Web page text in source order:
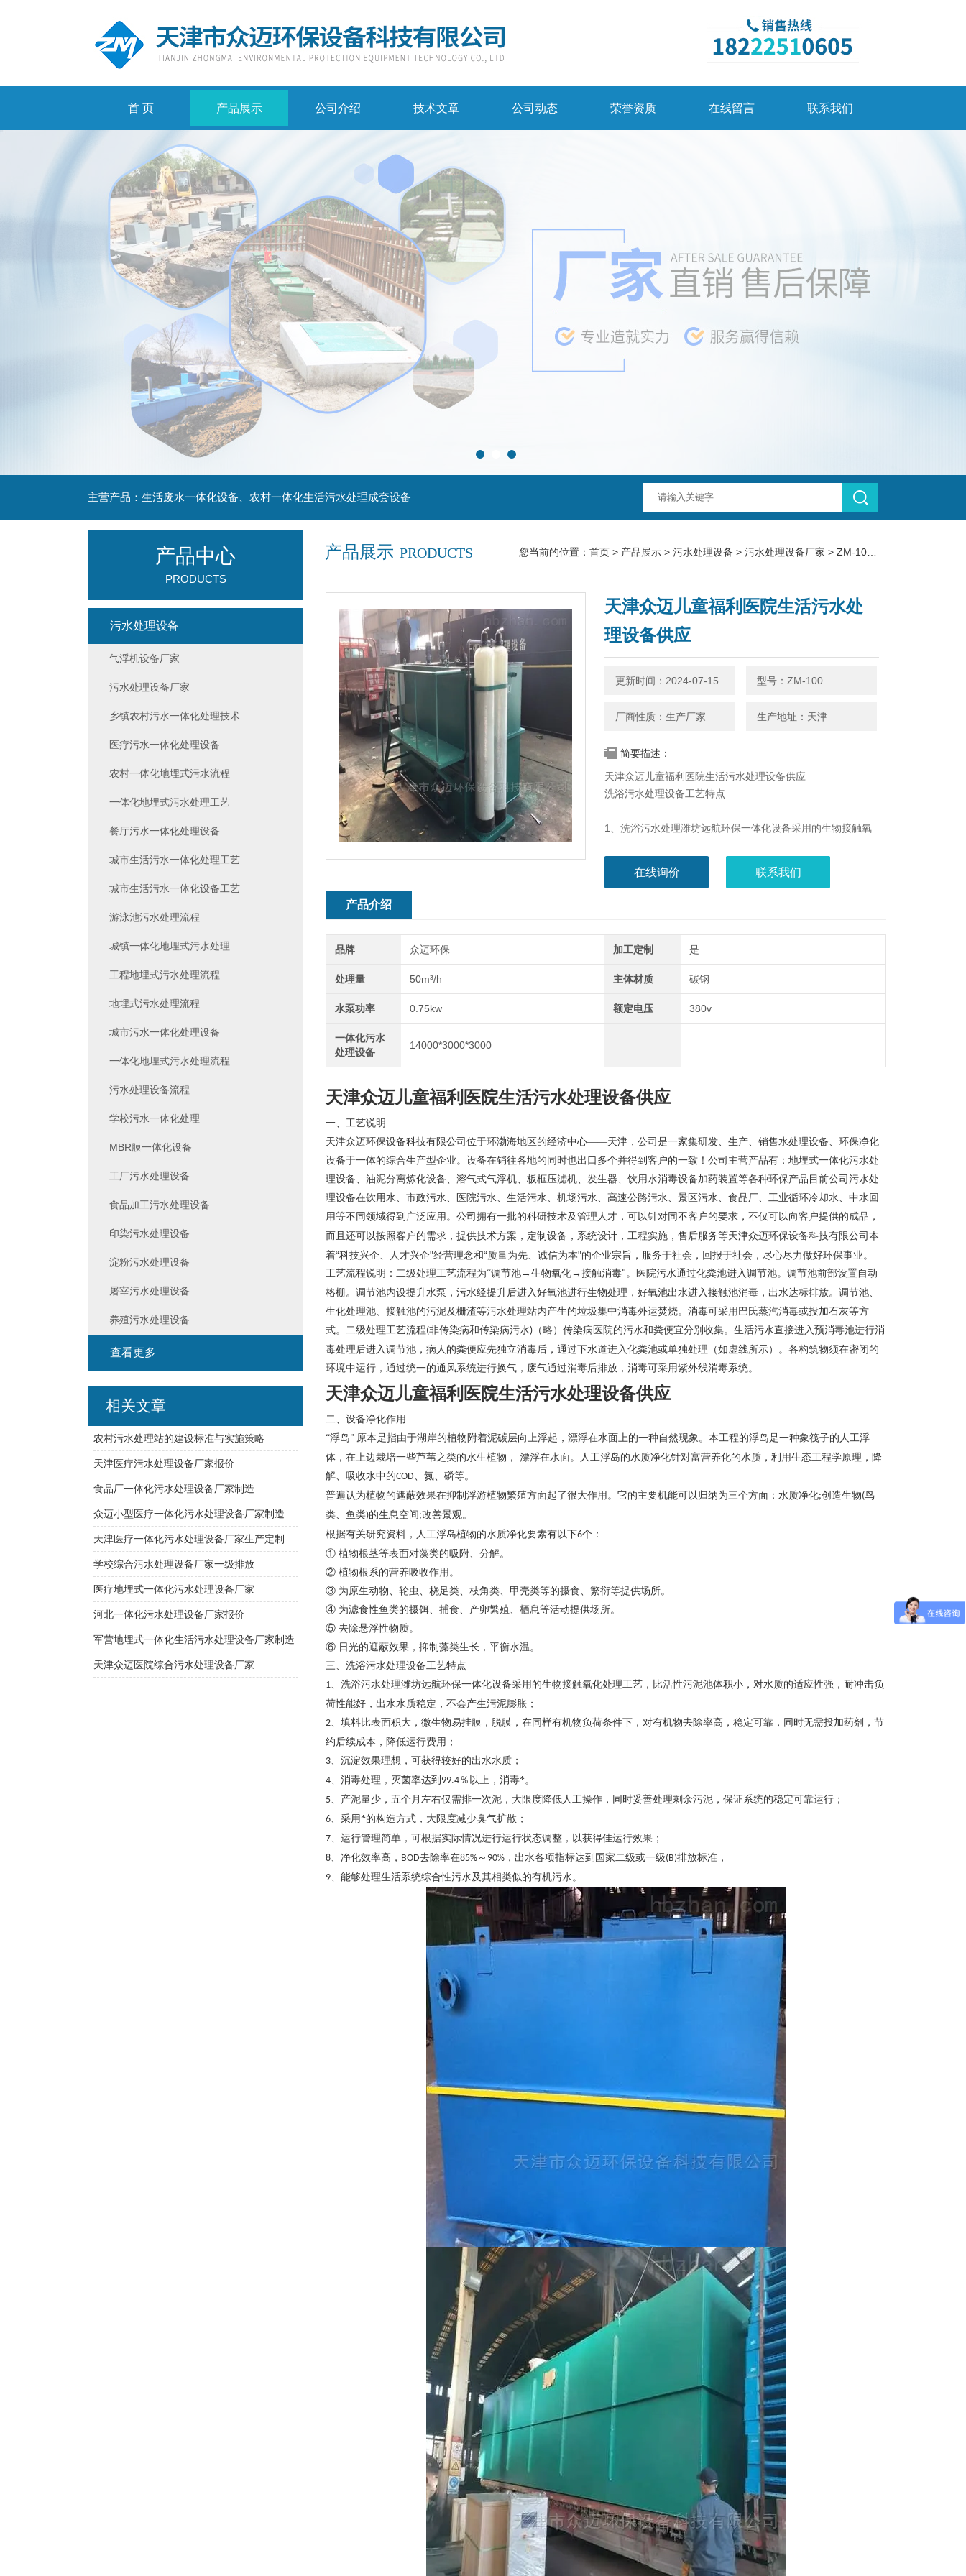
首 页 产品展示 公司介绍 技术文章 公司动态 荣誉资质 在线留言 联系我们
主营产品：生活废水一体化设备、农村一体化生活污水处理成套设备
产品展示 PRODUCTS 您当前的位置： 首页 > 产品展示 > 污水处理设备 > 污水处理设备厂家 > ZM-100天津众迈儿童福利医院生活污水处理设备供应
天津众迈儿童福利医院生活污水处
理设备供应
更新时间：2024-07-15 型号：ZM-100
厂商性质：生产厂家 生产地址：天津
简要描述：
天津众迈儿童福利医院生活污水处理设备供应
洗浴污水处理设备工艺特点
1、洗浴污水处理潍坊远航环保一体化设备采用的生物接触氧
2、填料比表面积大，微生物易挂膜，脱膜，在同样有机物负
在线询价 联系我们
产品介绍
品牌 众迈环保 加工定制 是
处理量 50m³/h 主体材质 碳钢
水泵功率 0.75kw 额定电压 380v
一体化污水
处理设备
14000*3000*3000
天津众迈儿童福利医院生活污水处理设备供应
一、工艺说明
天津众迈环保设备科技有限公司位于环渤海地区的经济中心——天津，公司是一家集研发、生产、销售水处理设备、环保净化
设备于一体的综合生产型企业。设备在销往各地的同时也出口多个并得到客户的一致！公司主营产品有：地埋式一体化污水处
理设备、油泥分离炼化设备、溶气式气浮机、板框压滤机、发生器、饮用水消毒设备加药装置等各种环保产品目前公司污水处
理设备在饮用水、市政污水、医院污水、生活污水、机场污水、高速公路污水、景区污水、食品厂、工业循环冷却水、中水回
用等不同领域得到广泛应用。公司拥有一批的科研技术及管理人才，可以针对同不客户的要求，不仅可以向客户提供的成品，
而且还可以按照客户的需求，提供技术方案，定制设备，系统设计，工程实施，售后服务等天津众迈环保设备科技有限公司本
着“科技兴企、人才兴企"经营理念和“质量为先、诚信为本"的企业宗旨，服务于社会，回报于社会，尽心尽力做好环保事业。
工艺流程说明：二级处理工艺流程为“调节池→生物氧化→接触消毒"。医院污水通过化粪池进入调节池。调节池前部设置自动
格栅。调节池内设提升水泵，污水经提升后进入好氧池进行生物处理，好氧池出水进入接触池消毒，出水达标排放。调节池、
生化处理池、接触池的污泥及栅渣等污水处理站内产生的垃圾集中消毒外运焚烧。消毒可采用巴氏蒸汽消毒或投加石灰等方
式。二级处理工艺流程(非传染病和传染病污水) （略）传染病医院的污水和粪便宜分别收集。生活污水直接进入预消毒池进行消
毒处理后进入调节池，病人的粪便应先独立消毒后，通过下水道进入化粪池或单独处理（如虚线所示）。各构筑物须在密闭的
环境中运行，通过统一的通风系统进行换气，废气通过消毒后排放，消毒可采用紫外线消毒系统。
天津众迈儿童福利医院生活污水处理设备供应
二、设备净化作用
“浮岛" 原本是指由于湖岸的植物附着泥碳层向上浮起，漂浮在水面上的一种自然现象。本工程的浮岛是一种象筏子的人工浮
体，在上边栽培一些芦苇之类的水生植物， 漂浮在水面。人工浮岛的水质净化针对富营养化的水质，利用生态工程学原理，降
解、吸收水中的COD、氮、磷等。
普遍认为植物的遮蔽效果在抑制浮游植物繁殖方面起了很大作用。它的主要机能可以归纳为三个方面：水质净化;创造生物(鸟
类、鱼类)的生息空间 ;改善景观。
根据有关研究资料，人工浮岛植物的水质净化要素有以下6个：
① 植物根茎等表面对藻类的吸附、分解。
② 植物根系的营养吸收作用。
③ 为原生动物、轮虫、桡足类、枝角类、甲壳类等的摄食、繁衍等提供场所。
④ 为滤食性鱼类的摄饵、捕食、产卵繁殖、栖息等活动提供场所。
⑤ 去除悬浮性物质。
⑥ 日光的遮蔽效果，抑制藻类生长，平衡水温。
三、洗浴污水处理设备工艺特点
1、洗浴污水处理潍坊远航环保一体化设备采用的生物接触氧化处理工艺，比活性污泥池体积小，对水质的适应性强，耐冲击负
荷性能好，出水水质稳定，不会产生污泥膨胀；
2、填料比表面积大，微生物易挂膜，脱膜，在同样有机物负荷条件下，对有机物去除率高，稳定可靠，同时无需投加药剂，节
约后续成本，降低运行费用；
3、沉淀效果理想，可获得较好的出水水质；
4、消毒处理，灭菌率达到 99.4％以上，消毒*。
5、产泥量少，五个月左右仅需排一次泥，大限度降低人工操作，同时妥善处理剩余污泥，保证系统的稳定可靠运行；
6、采用*的构造方式，大限度减少臭气扩散；
7、运行管理简单，可根据实际情况进行运行状态调整，以获得佳运行效果；
8、净化效率高， BOD去除率在85% ～ 90% ，出水各项指标达到国家二级或一级(B)排放标准，
9、能够处理生活系统综合性污水及其相类似的有机污水。
产品中心
PRODUCTS
污水处理设备
气浮机设备厂家
污水处理设备厂家
乡镇农村污水一体化处理技术
医疗污水一体化处理设备
农村一体化地埋式污水流程
一体化地埋式污水处理工艺
餐厅污水一体化处理设备
城市生活污水一体化处理工艺
城市生活污水一体化设备工艺
游泳池污水处理流程
城镇一体化地埋式污水处理
工程地埋式污水处理流程
地埋式污水处理流程
城市污水一体化处理设备
一体化地埋式污水处理流程
污水处理设备流程
学校污水一体化处理
MBR膜一体化设备
工厂污水处理设备
食品加工污水处理设备
印染污水处理设备
淀粉污水处理设备
屠宰污水处理设备
养殖污水处理设备
查看更多
相关文章
农村污水处理站的建设标准与实施策略
天津医疗污水处理设备厂家报价
食品厂一体化污水处理设备厂家制造
众迈小型医疗一体化污水处理设备厂家制造
天津医疗一体化污水处理设备厂家生产定制
学校综合污水处理设备厂家一级排放
医疗地埋式一体化污水处理设备厂家
河北一体化污水处理设备厂家报价
军营地埋式一体化生活污水处理设备厂家制造
​天津众迈医院综合污水处理设备厂家